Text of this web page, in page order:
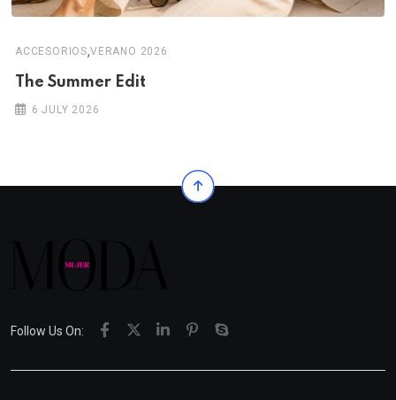
ACCESORIOS,VERANO 2026
The Summer Edit
6 JULY 2026
Follow Us On: